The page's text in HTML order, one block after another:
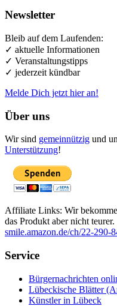
Newsletter
Bleib auf dem Laufenden:
✓ aktuelle Informationen
✓ Veranstaltungstipps
✓ jederzeit kündbar
Melde Dich jetzt hier an!
Über uns
Wir sind gemeinnützig und
Unterstützung!
Affiliate Links: Wir
das Produkt aber nicht teurer.
smile.amazon.de/ch/22-290-
Service
Bürgernachrichten
Lübeckische Blätter
Künstler in Lübeck